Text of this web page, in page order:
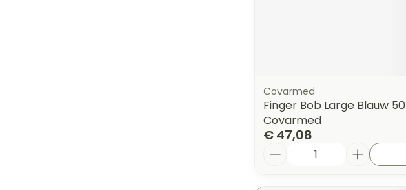
Covarmed
Finger Bob Large Blauw 50
Covarmed
€ 47,08